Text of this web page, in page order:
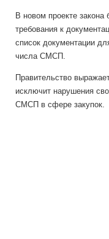
В новом проекте закона
требования к
список документации
числа СМСП.
Правительство
исключит нарушения
СМСП в сфере закупок.